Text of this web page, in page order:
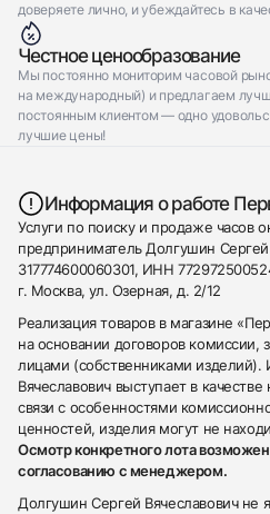
доверяете лично, и убеждайтесь в
Честное ценообразование
Мы постоянно мониторим часовой
на международный) и предлагаем
постоянным клиентом — одно
лучшие цены!
Информация о работе
Услуги по поиску и продаже часов
предприниматель Долгушин
317774600060301, ИНН
г. Москва, ул. Озерная, д. 2/12
Реализация товаров в магазине
на основании договоров комиссии,
лицами (собственниками
Вячеславович выступает в
связи с особенностями
ценностей, изделия могут не
Осмотр конкретного лота
согласованию с менеджером.
Долгушин Сергей Вячеславович не